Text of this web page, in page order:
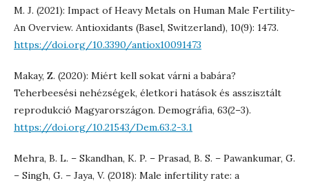
M. J. (2021): Impact of Heavy Metals on Human Male Fertility-
An Overview. Antioxidants (Basel, Switzerland), 10(9): 1473.
https://doi.org/10.3390/antiox10091473
Makay, Z. (2020): Miért kell sokat várni a babára?
Teherbeesési nehézségek, életkori hatások és asszisztált
reprodukció Magyarországon. Demográfia, 63(2–3).
https://doi.org/10.21543/Dem.63.2-3.1
Mehra, B. L. – Skandhan, K. P. – Prasad, B. S. – Pawankumar, G.
– Singh, G. – Jaya, V. (2018): Male infertility rate: a